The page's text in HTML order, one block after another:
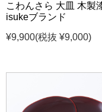
こわんさら 大皿 木製
isukeブランド
¥9,900(税抜 ¥9,000)